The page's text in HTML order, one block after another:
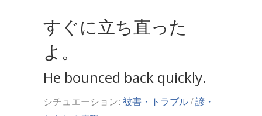
すぐに立ち直った
よ。
He bounced back quickly.
シチュエーション: 被害・トラブル/諺・